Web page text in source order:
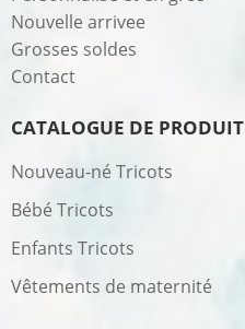
Nouvelle arrivee
Grosses soldes
Contact
CATALOGUE DE PRODUIT
Nouveau-né Tricots
Bébé Tricots
Enfants Tricots
Vêtements de maternité